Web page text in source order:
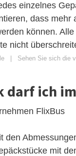
einzelnes
dass
können.
nicht
Sehen Sie sich die
darf ich
FlixBus
den
mit